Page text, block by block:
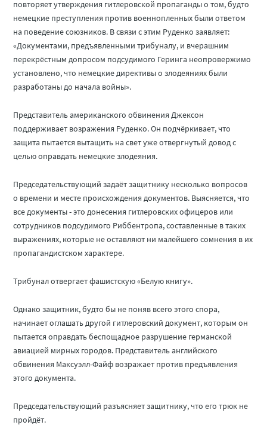
повторяет утверждения гитлеровской пропаганды о том, будто
немецкие преступления против военнопленных были ответом
на поведение союзников. В связи с этим Руденко заявляет:
«Документами, предъявленными трибуналу, и вчерашним
перекрёстным допросом подсудимого Геринга неопровержимо
установлено, что немецкие директивы о злодеяниях были
разработаны до начала войны».
Представитель американского обвинения Джексон
поддерживает возражения Руденко. Он подчёркивает, что
защита пытается вытащить на свет уже отвергнутый довод с
целью оправдать немецкие злодеяния.
Председательствующий задаёт защитнику несколько вопросов
о времени и месте происхождения документов. Выясняется, что
все документы - это донесения гитлеровских офицеров или
сотрудников подсудимого Риббентропа, составленные в таких
выражениях, которые не оставляют ни малейшего сомнения в их
пропагандистском характере.
Трибунал отвергает фашистскую «Белую книгу».
Однако защитник, будто бы не поняв всего этого спора,
начинает оглашать другой гитлеровский документ, которым он
пытается оправдать беспощадное разрушение германской
авиацией мирных городов. Представитель английского
обвинения Максуэлл-Файф возражает против предъявления
этого документа.
Председательствующий разъясняет защитнику, что его трюк не
пройдёт.